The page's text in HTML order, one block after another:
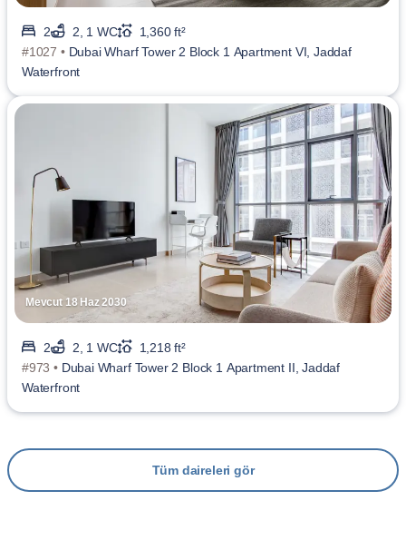
2 2, 1 WC
1,360 ft²
#1027 • Dubai Wharf Tower 2 Block 1 Apartment VI, Jaddaf
Waterfront
Mevcut 18 Haz 2030
2 2, 1 WC
1,218 ft²
#973 • Dubai Wharf Tower 2 Block 1 Apartment II, Jaddaf
Waterfront
Tüm daireleri gör